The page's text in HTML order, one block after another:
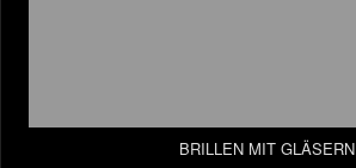
BRILLEN MIT GLÄSERN